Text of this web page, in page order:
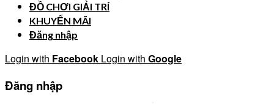
ĐỒ CHƠI GIẢI TRÍ
KHUYẾN MÃI
Đăng nhập
Login with Facebook Login with Google
Đăng nhập